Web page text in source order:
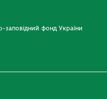
фонд України